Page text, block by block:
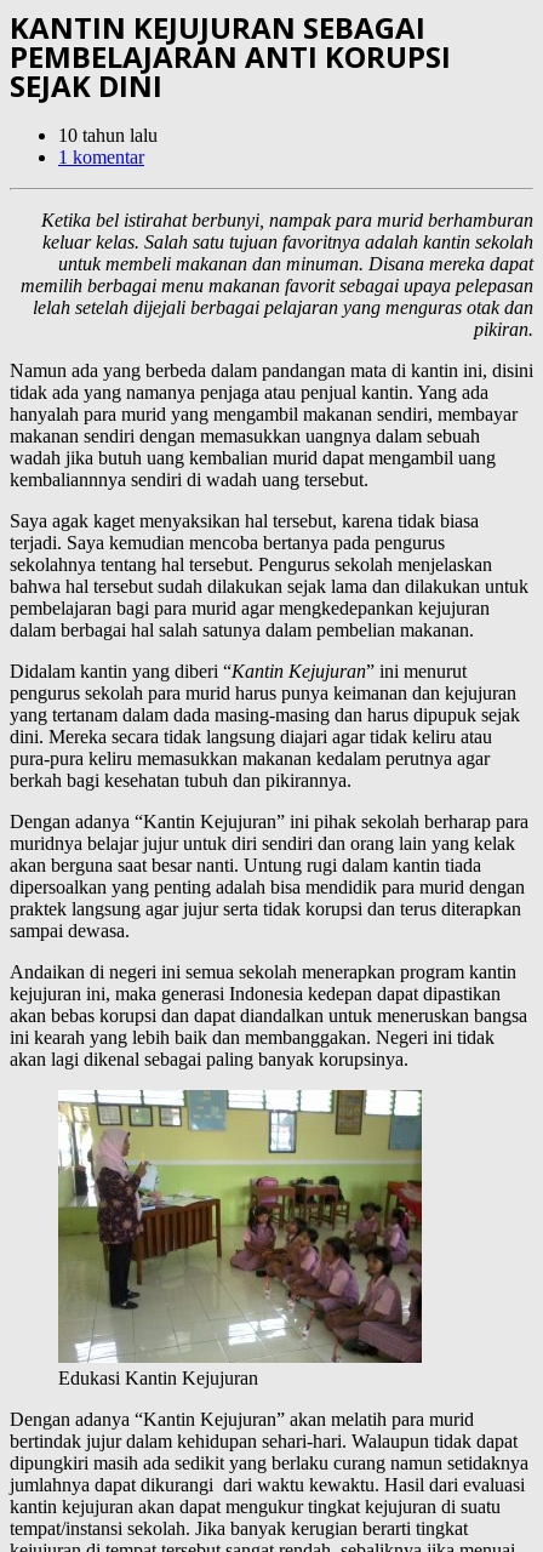
KANTIN KEJUJURAN SEBAGAI
PEMBELAJARAN ANTI KORUPSI
SEJAK DINI
10 tahun lalu
1 komentar
Ketika bel istirahat berbunyi, nampak para murid berhamburan
keluar kelas. Salah satu tujuan favoritnya adalah kantin sekolah
untuk membeli makanan dan minuman. Disana mereka dapat
memilih berbagai menu makanan favorit sebagai upaya pelepasan
lelah setelah dijejali berbagai pelajaran yang menguras otak dan
pikiran.
Namun ada yang berbeda dalam pandangan mata di kantin ini, disini
tidak ada yang namanya penjaga atau penjual kantin. Yang ada
hanyalah para murid yang mengambil makanan sendiri, membayar
makanan sendiri dengan memasukkan uangnya dalam sebuah
wadah jika butuh uang kembalian murid dapat mengambil uang
kembaliannnya sendiri di wadah uang tersebut.
Saya agak kaget menyaksikan hal tersebut, karena tidak biasa
terjadi. Saya kemudian mencoba bertanya pada pengurus
sekolahnya tentang hal tersebut. Pengurus sekolah menjelaskan
bahwa hal tersebut sudah dilakukan sejak lama dan dilakukan untuk
pembelajaran bagi para murid agar mengkedepankan kejujuran
dalam berbagai hal salah satunya dalam pembelian makanan.
Didalam kantin yang diberi “Kantin Kejujuran” ini menurut
pengurus sekolah para murid harus punya keimanan dan kejujuran
yang tertanam dalam dada masing-masing dan harus dipupuk sejak
dini. Mereka secara tidak langsung diajari agar tidak keliru atau
pura-pura keliru memasukkan makanan kedalam perutnya agar
berkah bagi kesehatan tubuh dan pikirannya.
Dengan adanya “Kantin Kejujuran” ini pihak sekolah berharap para
muridnya belajar jujur untuk diri sendiri dan orang lain yang kelak
akan berguna saat besar nanti. Untung rugi dalam kantin tiada
dipersoalkan yang penting adalah bisa mendidik para murid dengan
praktek langsung agar jujur serta tidak korupsi dan terus diterapkan
sampai dewasa.
Andaikan di negeri ini semua sekolah menerapkan program kantin
kejujuran ini, maka generasi Indonesia kedepan dapat dipastikan
akan bebas korupsi dan dapat diandalkan untuk meneruskan bangsa
ini kearah yang lebih baik dan membanggakan. Negeri ini tidak
akan lagi dikenal sebagai paling banyak korupsinya.
Edukasi Kantin Kejujuran
Dengan adanya “Kantin Kejujuran” akan melatih para murid
bertindak jujur dalam kehidupan sehari-hari. Walaupun tidak dapat
dipungkiri masih ada sedikit yang berlaku curang namun setidaknya
jumlahnya dapat dikurangi dari waktu kewaktu. Hasil dari evaluasi
kantin kejujuran akan dapat mengukur tingkat kejujuran di suatu
tempat/instansi sekolah. Jika banyak kerugian berarti tingkat